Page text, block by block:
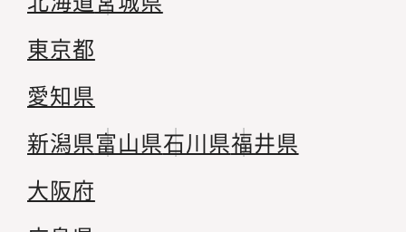
東京都
愛知県
新潟県富山県石川県福井県
大阪府